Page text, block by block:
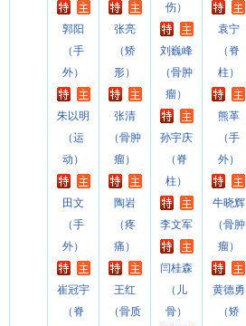
郭阳
（手
外）
朱以明
（运
动）
田文
（手
外）
崔冠宇
（脊
张亮
（矫
形）
张清
（骨肿
瘤）
陶岩
（疼
痛）
王红
（骨质
伤）
刘巍峰
（骨肿
瘤）
孙宇庆
（脊
柱）
李文军
闫桂森
（儿
骨）
袁宁
（脊
柱）
熊革
（手
外）
牛晓辉
（骨肿
瘤）
黄德勇
（矫